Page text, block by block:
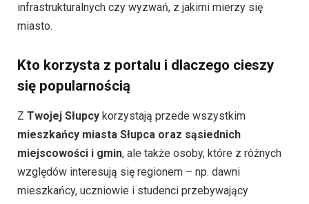
infrastrukturalnych czy wyzwań, z jakimi mierzy się
miasto.
Kto korzysta z portalu i dlaczego cieszy
się popularnością
Z Twojej Słupcy korzystają przede wszystkim
mieszkańcy miasta Słupca oraz sąsiednich
miejscowości i gmin, ale także osoby, które z różnych
względów interesują się regionem – np. dawni
mieszkańcy, uczniowie i studenci przebywający